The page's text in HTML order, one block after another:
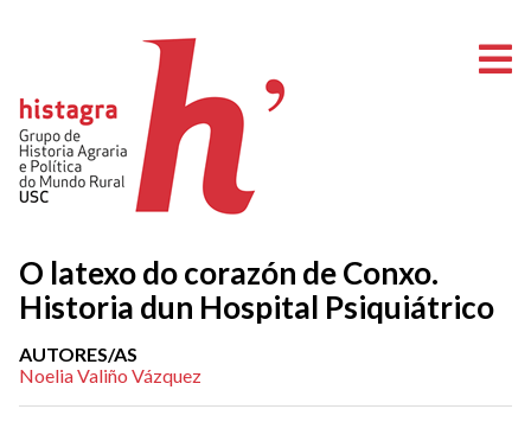
O latexo do corazón de Conxo.
Historia dun Hospital Psiquiátrico
AUTORES/AS
Noelia Valiño Vázquez